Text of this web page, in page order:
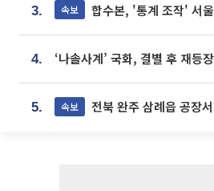
3. 속보 합수본, '통계 조작' 서울·경기·충북
4.
5. 속보 전북 완주 삼례읍 공장